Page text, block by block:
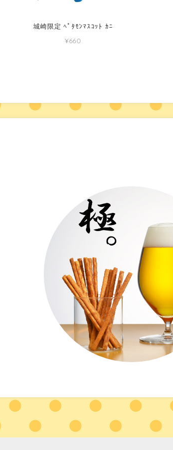
城崎限定 ﾍﾟﾀﾓﾝﾏｽｺｯﾄ ｶﾆ
¥660